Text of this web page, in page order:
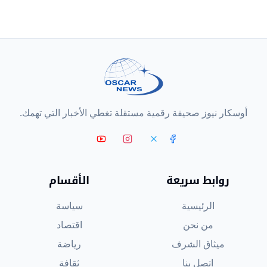
أوسكار نيوز صحيفة رقمية مستقلة تغطي الأخبار التي تهمك.
روابط سريعة
الرئيسية
من نحن
ميثاق الشرف
اتصل بنا
الأقسام
سياسة
اقتصاد
رياضة
ثقافة